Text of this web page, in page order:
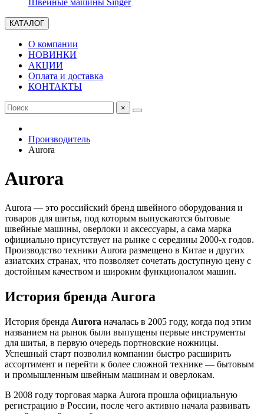
Швейные машины Singer
КАТАЛОГ
О компании
НОВИНКИ
АКЦИИ
Оплата и доставка
КОНТАКТЫ
×
Производитель
Aurora
Aurora
Aurora — это российский бренд швейного оборудования и
товаров для шитья, под которым выпускаются бытовые
швейные машины, оверлоки и аксессуары, а сама марка
официально присутствует на рынке с середины 2000‑х годов.
Производство техники Aurora размещено в Китае и других
азиатских странах, что позволяет сочетать доступную цену с
достойным качеством и широким функционалом машин.
История бренда Aurora
История бренда Aurora началась в 2005 году, когда под этим
названием на рынок были выпущены первые инструменты
для шитья, в первую очередь портновские ножницы.
Успешный старт позволил компании быстро расширить
ассортимент и перейти к более сложной технике — бытовым
и промышленным швейным машинам и оверлокам.
В 2008 году торговая марка Aurora прошла официальную
регистрацию в России, после чего активно начала развивать